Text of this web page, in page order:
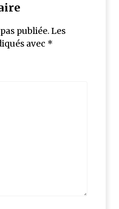
publiée.Les
avec *